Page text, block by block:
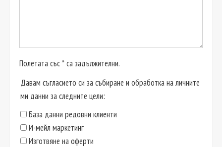
Полетата със * са задължителни.
Давам съгласието си за събиране и обработка на личните
ми данни за следните цели:
База данни редовни клиенти
И-мейл маркетинг
Изготвяне на оферти